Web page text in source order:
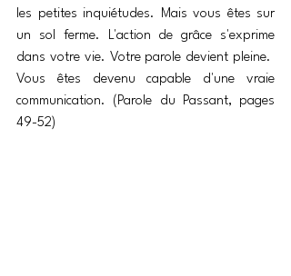
les petites inquiétudes. Mais vous êtes sur
un sol ferme. L'action de grâce s'exprime
dans votre vie. Votre parole devient pleine.
Vous êtes devenu capable d'une vraie
communication. (Parole du Passant, pages
49-52)